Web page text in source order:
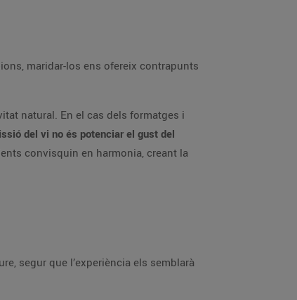
maridar-los ens ofereix contrapunts
natural. En el cas dels formatges i
del vi no és potenciar el gust del
convisquin en harmonia, creant la
segur que l’experiència els semblarà